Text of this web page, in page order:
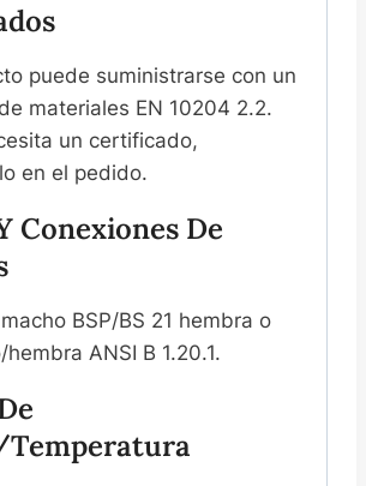
puede suministrarse con un
materiales EN 10204 2.2.
un certificado,
en el pedido.
Conexiones De
BSP/BS 21 hembra o
ANSI B 1.20.1.
temperatura